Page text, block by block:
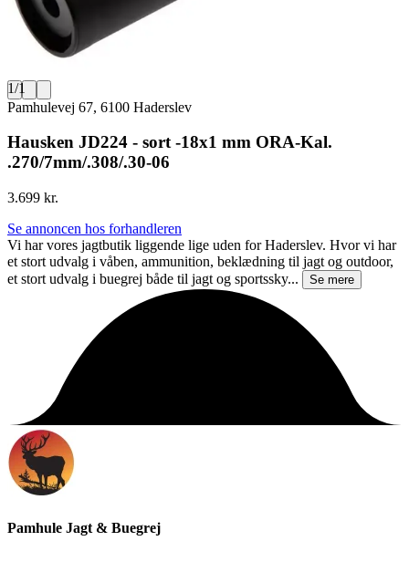
1/1
Pamhulevej 67, 6100 Haderslev
Hausken JD224 - sort -18x1 mm ORA-Kal.
.270/7mm/.308/.30-06
3.699 kr.
Se annoncen hos forhandleren
Vi har vores jagtbutik liggende lige uden for Haderslev. Hvor vi har
et stort udvalg i våben, ammunition, beklædning til jagt og outdoor,
et stort udvalg i buegrej både til jagt og sportssky...
Se mere
Pamhule Jagt & Buegrej